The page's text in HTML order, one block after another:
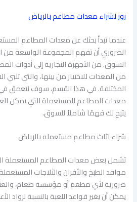
روز لشراء معدات مطاعم بالرياض
عندما تبدأ بحثك عن معدات المطاعم
الضروري أن تفهم المجموعة الواسعة من
السوق. من الأجهزة التجارية إلى أدوات
من المعدات للاختيار من بينها، والتي تلبي
المختلفة. في هذا القسم، سوف نتعمق في
معدات المطاعم المستعملة التي يمكن
يتيح لك فهمًا شاملاً للسوق.
شراء اثاث مطاعم مستعمله بالرياض
تشمل بعض معدات المطاعم المستعملة
مواقد الطبخ والأفران والثلاجات
ضرورية لأي مطعم أو مؤسسة طعام،
يمكن أن يغير قواعد اللعبة بالنسبة لرواد